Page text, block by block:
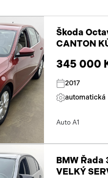
Škoda
CANTON
345 000
2017
automatická
Auto A1
BMW Řada
VELKÝ